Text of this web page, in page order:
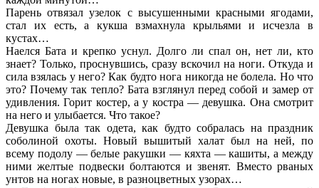
Парень отвязал узелок с высушенными красными ягодами,
стал их есть, а кукша взмахнула крыльями и исчезла в
кустах…
Наелся Бата и крепко уснул. Долго ли спал он, нет ли, кто
знает? Только, проснувшись, сразу вскочил на ноги. Откуда и
сила взялась у него? Как будто нога никогда не болела. Но что
это? Почему так тепло? Бата взглянул перед собой и замер от
удивления. Горит костер, а у костра — девушка. Она смотрит
на него и улыбается. Что такое?
Девушка была так одета, как будто собралась на праздник
соболиной охоты. Новый вышитый халат был на ней, по
всему подолу — белые ракушки — кяхта — кашиты, а между
ними желтые подвески болтаются и звенят. Вместо рваных
унтов на ногах новые, в разноцветных узорах…